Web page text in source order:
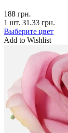
188 грн.
1 шт. 31.33 грн.
Выберите цвет
Add to Wishlist